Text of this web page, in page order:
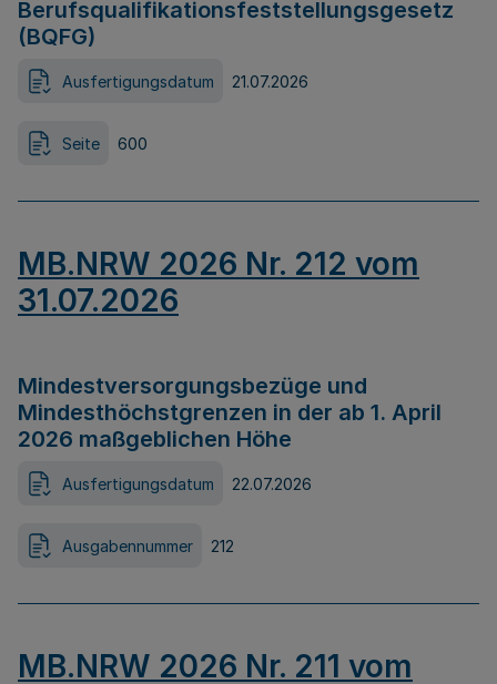
Berufsqualifikationsfeststellungsgesetz
(BQFG)
Ausfertigungsdatum 21.07.2026
Seite 600
MB.NRW 2026 Nr. 212 vom
31.07.2026
Mindestversorgungsbezüge und
Mindesthöchstgrenzen in der ab 1. April
2026 maßgeblichen Höhe
Ausfertigungsdatum 22.07.2026
Ausgabennummer 212
MB.NRW 2026 Nr. 211 vom